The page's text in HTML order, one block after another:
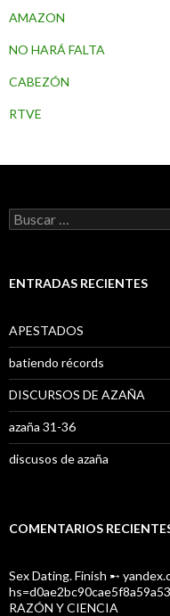
AMAZON
NO HARÁ FALTA
CABEZÓN
RTVE
B
u
a
ENTRADAS RECIENTES
APESTADOS
batiendo récords
DISCURSOS DE AZAÑA
azaña 31-36
discusos de azaña
COMENTARIOS
Sex Dating. Finish ➸
RAZÓN Y CIENCIA